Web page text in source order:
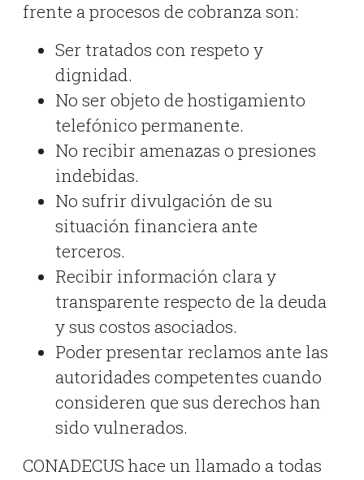
frente a procesos de cobranza son:
Ser tratados con respeto y
dignidad.
No ser objeto de hostigamiento
telefónico permanente.
No recibir amenazas o presiones
indebidas.
No sufrir divulgación de su
situación financiera ante
terceros.
Recibir información clara y
transparente respecto de la deuda
y sus costos asociados.
Poder presentar reclamos ante las
autoridades competentes cuando
consideren que sus derechos han
sido vulnerados.
CONADECUS hace un llamado a todas